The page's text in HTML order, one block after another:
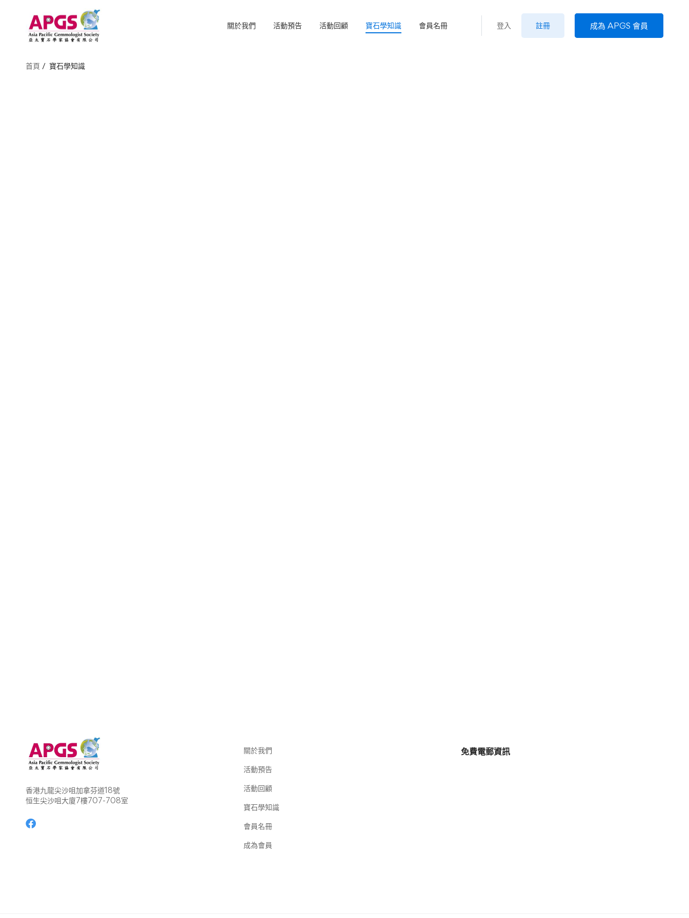
關於我們 活動預告 活動回顧 寶石學知識 會員名冊 登入 註冊 成為 APGS 會員
首頁 寶石學知識
香港九龍尖沙咀加拿芬道18號
恒生尖沙咀大廈7樓707-708室
關於我們
活動預告
活動回顧
寶石學知識
會員名冊
成為會員
免費電郵資訊